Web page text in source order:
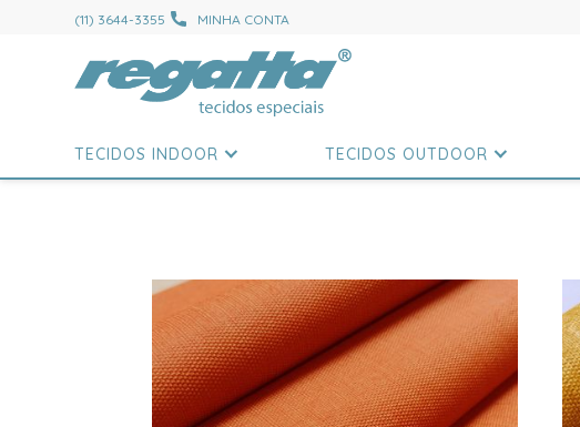
(11) 3644-3355 MINHA CONTA
TECIDOS INDOOR TECIDOS OUTDOOR